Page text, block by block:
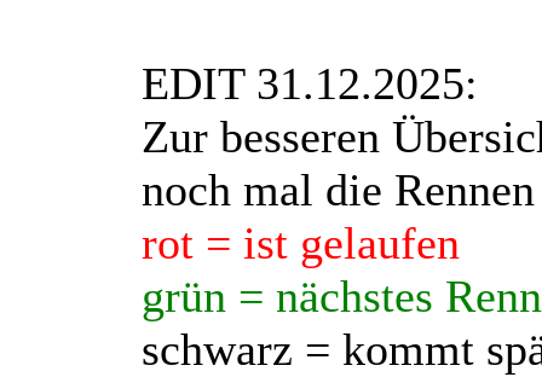
EDIT 31.12.2025:
Zur besseren
noch mal die
rot = ist gelaufen
grün = nächstes
schwarz = kommt